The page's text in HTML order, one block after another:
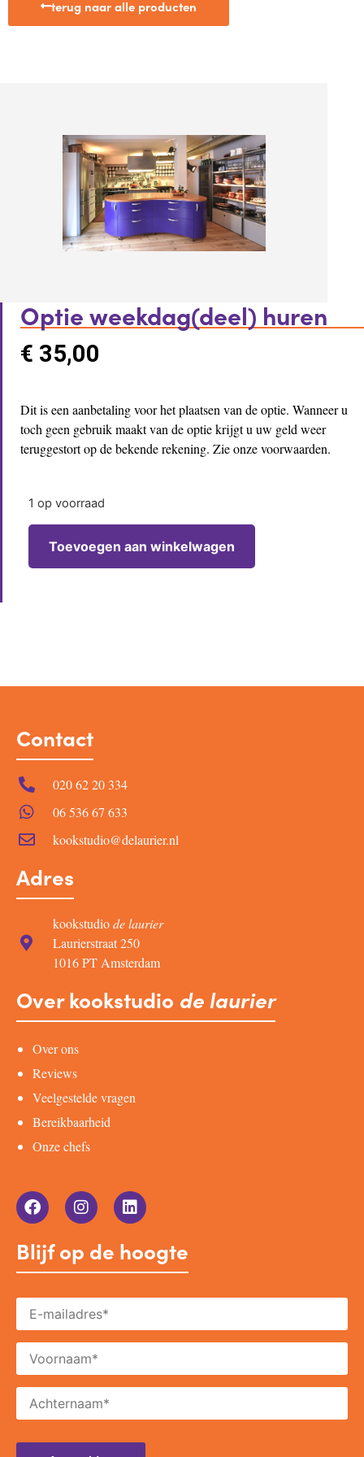
terug naar alle producten
Optie weekdag(deel) huren
€ 35,00
Dit is een aanbetaling voor het plaatsen van de optie. Wanneer u
toch geen gebruik maakt van de optie krijgt u uw geld weer
teruggestort op de bekende rekening. Zie onze voorwaarden.
1 op voorraad
Toevoegen aan winkelwagen
Contact
020 62 20 334
06 536 67 633
kookstudio@delaurier.nl
Adres
kookstudiode laurier
Laurierstraat 250
1016 PT Amsterdam
Over kookstudio de laurier
Over ons
Reviews
Veelgestelde vragen
Bereikbaarheid
Onze chefs
Blijf op de hoogte